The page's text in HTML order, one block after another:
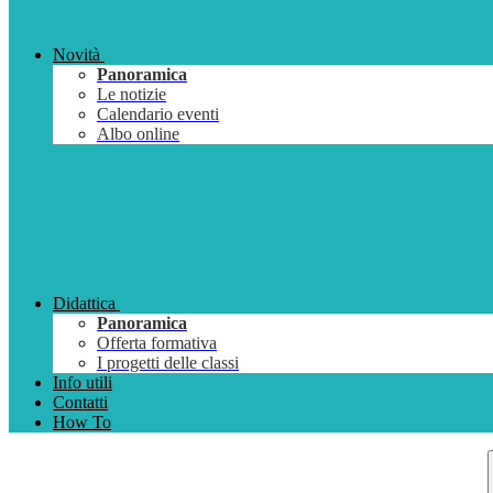
Novità
Panoramica
Le notizie
Calendario eventi
Albo online
Didattica
Panoramica
Offerta formativa
I progetti delle classi
Info utili
Contatti
How To